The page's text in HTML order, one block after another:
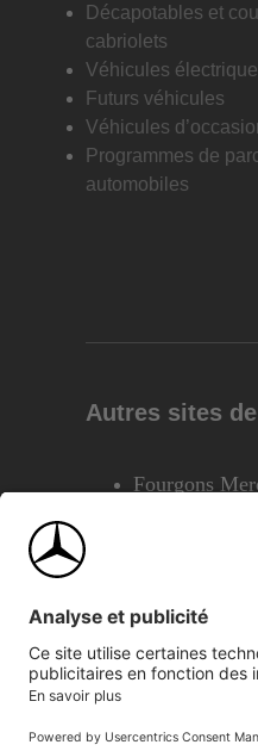
Décapotables et
cabriolets
Véhicules
Futurs véhicules
Véhicules
Programmes de
automobiles
Autres sites
Fourgons
©2026